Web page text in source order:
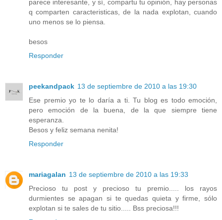
parece interesante, y sí, compartu tu opinión, hay personas
q comparten caracteristicas, de la nada explotan, cuando
uno menos se lo piensa.
besos
Responder
peekandpack 13 de septiembre de 2010 a las 19:30
Ese premio yo te lo daría a ti. Tu blog es todo emoción,
pero emoción de la buena, de la que siempre tiene
esperanza.
Besos y feliz semana nenita!
Responder
mariagalan 13 de septiembre de 2010 a las 19:33
Precioso tu post y precioso tu premio..... los rayos
durmientes se apagan si te quedas quieta y firme, sólo
explotan si te sales de tu sitio..... Bss preciosa!!!